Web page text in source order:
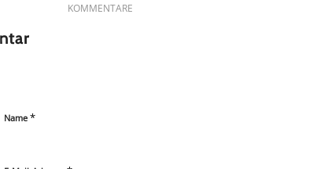
KOMMENTARE
Name *